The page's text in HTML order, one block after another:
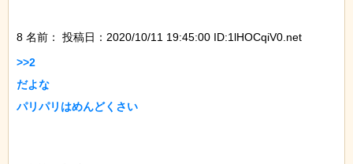
8 名前：
投稿日：2020/10/11 19:45:00 ID:1lHOCqiV0.net
>>2
だよな
パリパリはめんどくさい